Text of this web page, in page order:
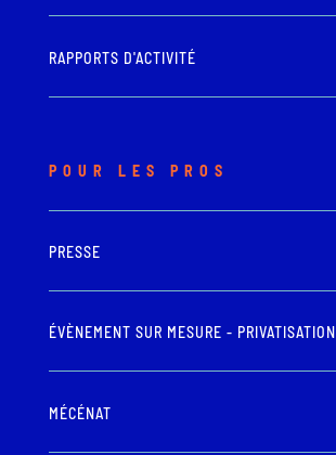
RAPPORTS D'ACTIVITÉ
POUR LES PROS
PRESSE
ÉVÈNEMENT SUR MESURE - PRIVATISATION
MÉCÉNAT